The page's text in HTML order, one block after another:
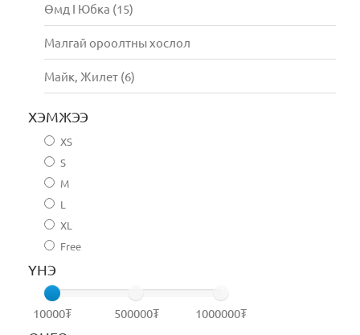
Өмд I Юбка (15)
Малгай ороолтны хослол
Майк, Жилет (6)
ХЭМЖЭЭ
XS
S
M
L
XL
Free
ҮНЭ
10000₮ 500000₮ 1000000₮